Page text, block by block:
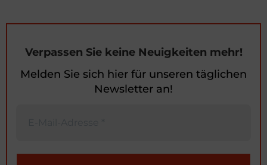
Verpassen Sie keine Neuigkeiten mehr!
Melden Sie sich hier für unseren täglichen
Newsletter an!